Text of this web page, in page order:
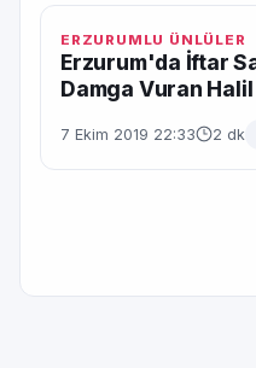
ERZURUMLU ÜNLÜLER
Erzurum'da İftar
Damga Vuran
7 Ekim 2019 22:33 2 dk